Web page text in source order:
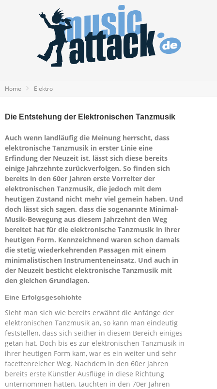
Home Elektro
Die Entstehung der Elektronischen Tanzmusik
Auch wenn landläufig die Meinung herrscht, dass
elektronische Tanzmusik in erster Linie eine
Erfindung der Neuzeit ist, lässt sich diese bereits
einige Jahrzehnte zurückverfolgen. So finden sich
bereits in den 60er Jahren erste Vorreiter der
elektronischen Tanzmusik, die jedoch mit dem
heutigen Zustand nicht mehr viel gemein haben. Und
doch lässt sich sagen, dass die sogenannte Minimal-
Musik-Bewegung aus diesem Jahrzehnt den Weg
bereitet hat für die elektronische Tanzmusik in ihrer
heutigen Form. Kennzeichnend waren schon damals
die stetig wiederkehrenden Passagen mit einem
minimalistischen Instrumenteneinsatz. Und auch in
der Neuzeit besticht elektronische Tanzmusik mit
den gleichen Grundlagen.
Eine Erfolgsgeschichte
Sieht man sich wie bereits erwähnt die Anfänge der
elektronischen Tanzmusik an, so kann man eindeutig
feststellen, dass sich seither in diesem Bereich einiges
getan hat. Doch bis es zur elektronischen Tanzmusik in
ihrer heutigen Form kam, war es ein weiter und sehr
facettenreicher Weg. Nachdem in den 60er Jahren
bereits erste Künstler Ausflüge in diese Richtung
unternommen hatten, tauchten in den 70er Jahren